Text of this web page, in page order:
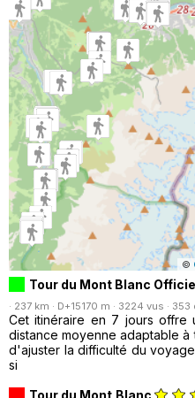
©
Tour du Mont Blanc
· 237 km · D+15170 m · 3224 vus · 353
Cet itinéraire en 7 jours offre
distance moyenne adaptable
d'ajuster la difficulté du
si
Tour du Mont Blanc